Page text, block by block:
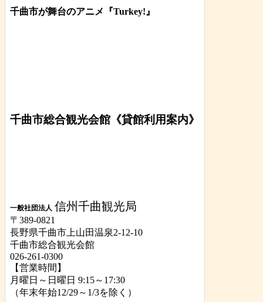
千曲市が舞台のアニメ『Turkey!』
千曲市総合観光会館《貸館利用案内》
一般社団法人 信州千曲観光局
〒389-0821
長野県千曲市上山田温泉2-12-10
千曲市総合観光会館
026-261-0300
【営業時間】
月曜日～日曜日 9:15～17:30
（年末年始12/29～1/3を除く）